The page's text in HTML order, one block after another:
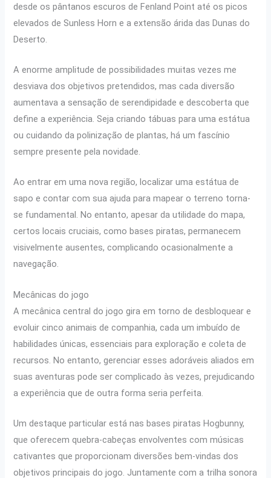
desde os pântanos escuros de Fenland Point até os picos
elevados de Sunless Horn e a extensão árida das Dunas do
Deserto.
A enorme amplitude de possibilidades muitas vezes me
desviava dos objetivos pretendidos, mas cada diversão
aumentava a sensação de serendipidade e descoberta que
define a experiência. Seja criando tábuas para uma estátua
ou cuidando da polinização de plantas, há um fascínio
sempre presente pela novidade.
Ao entrar em uma nova região, localizar uma estátua de
sapo e contar com sua ajuda para mapear o terreno torna-
se fundamental. No entanto, apesar da utilidade do mapa,
certos locais cruciais, como bases piratas, permanecem
visivelmente ausentes, complicando ocasionalmente a
navegação.
Mecânicas do jogo
A mecânica central do jogo gira em torno de desbloquear e
evoluir cinco animais de companhia, cada um imbuído de
habilidades únicas, essenciais para exploração e coleta de
recursos. No entanto, gerenciar esses adoráveis aliados em
suas aventuras pode ser complicado às vezes, prejudicando
a experiência que de outra forma seria perfeita.
Um destaque particular está nas bases piratas Hogbunny,
que oferecem quebra-cabeças envolventes com músicas
cativantes que proporcionam diversões bem-vindas dos
objetivos principais do jogo. Juntamente com a trilha sonora